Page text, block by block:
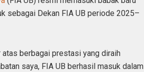
sebagai Dekan FIA UB periode 2025–
atas berbagai prestasi yang diraih
saya, FIA UB berhasil masuk dalam